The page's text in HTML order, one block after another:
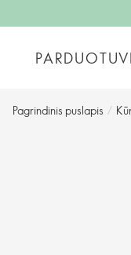
Pagrindinis puslapis /